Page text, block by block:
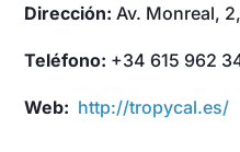
Dirección: Av. Monreal,
Teléfono: +34 615 962
Web: http://tropycal.es/